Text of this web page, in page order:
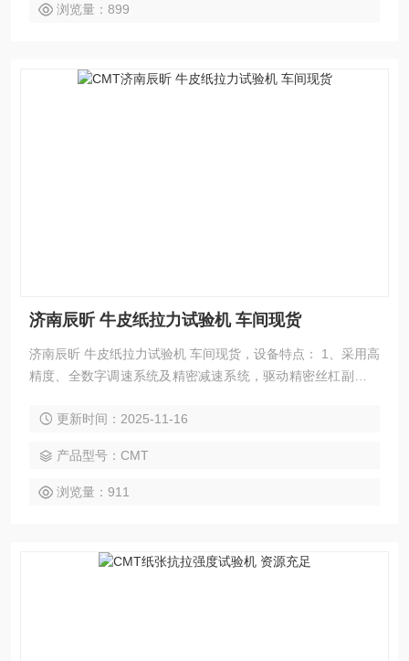
浏览量：899
济南辰昕 牛皮纸拉力试验机 车间现货
济南辰昕 牛皮纸拉力试验机 车间现货，设备特点： 1、采用高
精度、全数字调速系统及精密减速系统，驱动精密丝杠副进行
稳。 2、可选用万向节十字插销结构，一方面便于试样夹持，
更新时间：2025-11-16
产品型号：CMT
浏览量：911